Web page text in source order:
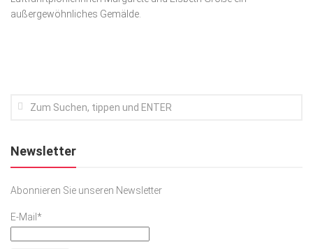
Kunst & Kultur
SACHSEN IN PARIS
außergewöhnliches Gemälde.
Newsletter
Abonnieren Sie unseren Newsletter
E-Mail*